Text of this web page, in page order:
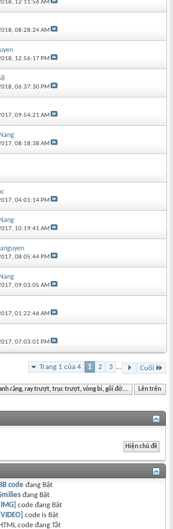
12:11:56 AM
08:28:24 AM
12:56:17 PM
06:37:30 PM
09:54:21 AM
08:18:38 AM
04:01:14 PM
10:19:41 AM
08:05:44 PM
09:03:05 AM
01:22:46 AM
07:03:01 PM
Trang 1 của 4 1 2 3 ... Cuối
răng, ray trượt, trục trượt, vòng bi, gối đở... Lên trên
BB code đang Bật
đang Bật
[IMG] code đang Bật
[VIDEO] code is Bật
code đangTắt